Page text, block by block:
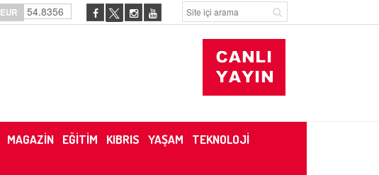
EUR 54.8356
MAGAZİN EĞİTİM KIBRIS YAŞAM TEKNOLOJİ